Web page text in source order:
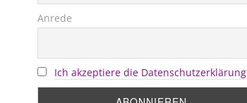
Anrede
Ich akzeptiere die Datenschutzerklärung